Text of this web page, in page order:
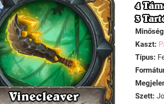
4
3
Kaszt:
Típus:
Szett: